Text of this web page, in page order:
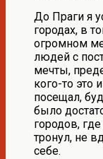
До Праги я
городах, в
огромном
людей с
мечты,
кого-то это
посещал,
было
городов,
тронул, не
себе.